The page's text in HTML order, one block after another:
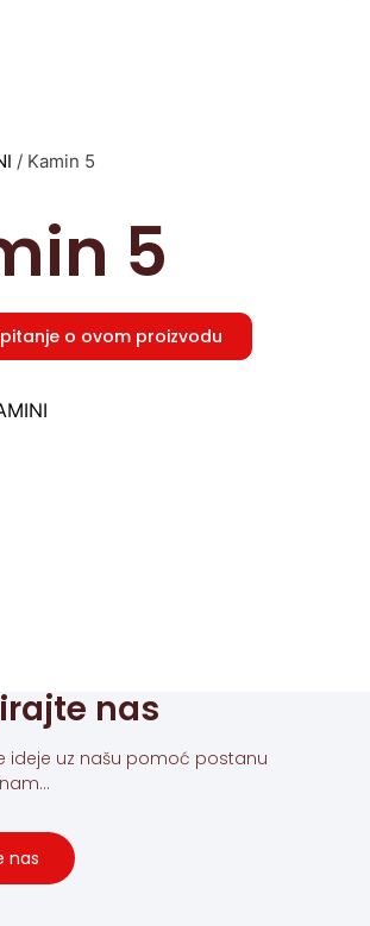
/ Kamin 5
5
o ovom proizvodu
nas
ideje uz našu pomoć postanu
nas